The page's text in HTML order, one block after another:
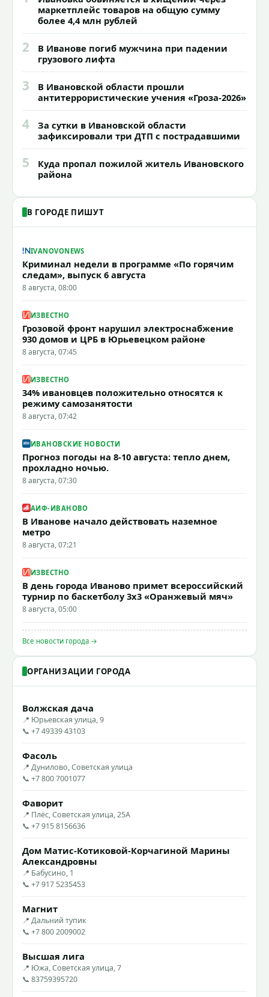
маркетплейс товаров на общую сумму
более 4,4 млн рублей
2
В Иванове погиб мужчина при падении
грузового лифта
3
В Ивановской области прошли
антитеррористические учения «Гроза-2026»
4
За сутки в Ивановской области
зафиксировали три ДТП с пострадавшими
5
Куда пропал пожилой житель Ивановского
района
В ГОРОДЕ ПИШУТ
IVANOVONEWS
Криминал недели в программе «По горячим
следам», выпуск 6 августа
8 августа, 08:00
ИЗВЕСТНО
Грозовой фронт нарушил электроснабжение
930 домов и ЦРБ в Юрьевецком районе
8 августа, 07:45
ИЗВЕСТНО
34% ивановцев положительно относятся к
режиму самозанятости
8 августа, 07:42
ИВАНОВСКИЕ НОВОСТИ
Прогноз погоды на 8-10 августа: тепло днем,
прохладно ночью.
8 августа, 07:30
АИФ-ИВАНОВО
В Иванове начало действовать наземное
метро
8 августа, 07:21
ИЗВЕСТНО
В день города Иваново примет всероссийский
турнир по баскетболу 3x3 «Оранжевый мяч»
8 августа, 05:00
Все новости города →
ОРГАНИЗАЦИИ ГОРОДА
Волжская дача
📍 Юрьевская улица, 9
📞 +7 49339 43103
Фасоль
📍 Дунилово, Советская улица
📞 +7 800 7001077
Фаворит
📍 Плёс, Советская улица, 25А
📞 +7 915 8156636
Дом Матис-Котиковой-Корчагиной Марины
Александровны
📍 Бабусино, 1
📞 +7 917 5235453
Магнит
📍 Дальний тупик
📞 +7 800 2009002
Высшая лига
📍 Южа, Советская улица, 7
📞 83759395720